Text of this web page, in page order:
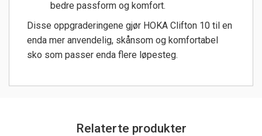
bedre passform og komfort.
Disse oppgraderingene gjør HOKA Clifton 10 til en
enda mer anvendelig, skånsom og komfortabel
sko som passer enda flere løpesteg.
Relaterte produkter